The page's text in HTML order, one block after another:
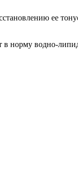
ее
в норму водно-